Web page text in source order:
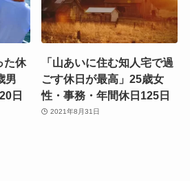
た休
男
日
「山あいに住む知人宅で過
ごす休日が最高」25歳女
性・事務・年間休日125日
2021年8月31日